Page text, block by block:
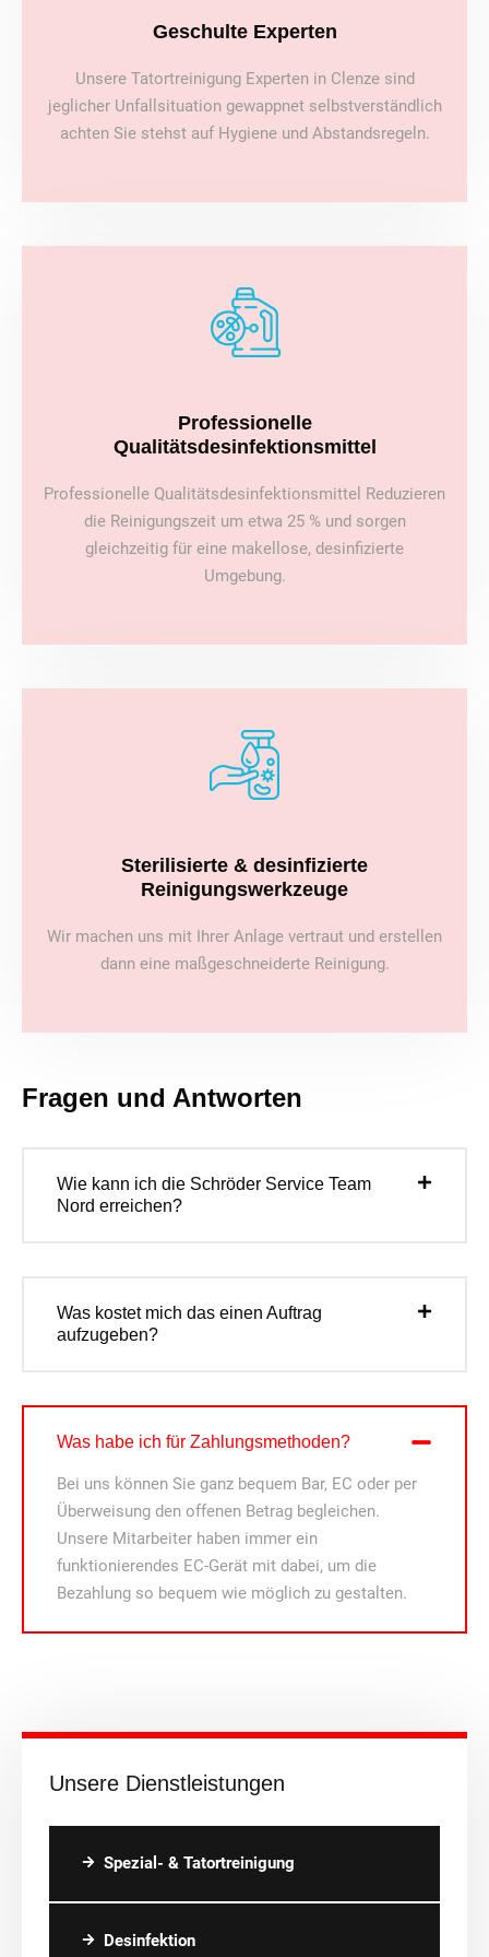
Unsere Dienstleistungen
Spezial- & Tatortreinigung
Desinfektion
Geschulte Experten
Unsere Tatortreinigung Experten in Clenze sind
jeglicher Unfallsituation gewappnet selbstverständlich
achten Sie stehst auf Hygiene und Abstandsregeln.
Professionelle
Qualitätsdesinfektionsmittel
Professionelle Qualitätsdesinfektionsmittel Reduzieren
die Reinigungszeit um etwa 25 % und sorgen
gleichzeitig für eine makellose, desinfizierte
Umgebung.
Sterilisierte & desinfizierte
Reinigungswerkzeuge
Wir machen uns mit Ihrer Anlage vertraut und erstellen
dann eine maßgeschneiderte Reinigung.
Fragen und Antworten
Wie kann ich die Schröder Service Team
Nord erreichen?
Was kostet mich das einen Auftrag
aufzugeben?
Was habe ich für Zahlungsmethoden?
Bei uns können Sie ganz bequem Bar, EC oder per
Überweisung den offenen Betrag begleichen.
Unsere Mitarbeiter haben immer ein
funktionierendes EC-Gerät mit dabei, um die
Bezahlung so bequem wie möglich zu gestalten.